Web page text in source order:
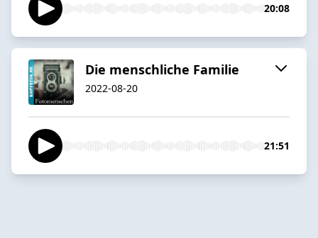
20:08
Die menschliche Familie
2022-08-20
21:51